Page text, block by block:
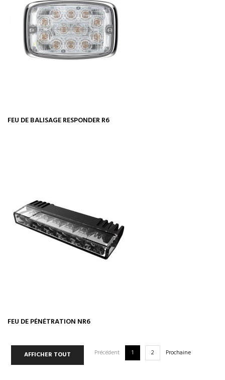
FEU DE BALISAGE RESPONDER R6
FEU DE PÉNÉTRATION NR6
AFFICHER TOUT Précédent 1 2 Prochaine